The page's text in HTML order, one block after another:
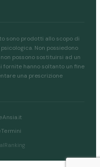
sono prodotti allo scopo di
Non possiedono
possono sostituirsi ad un
fornite hanno soltanto un fine
una prescrizione
Termini